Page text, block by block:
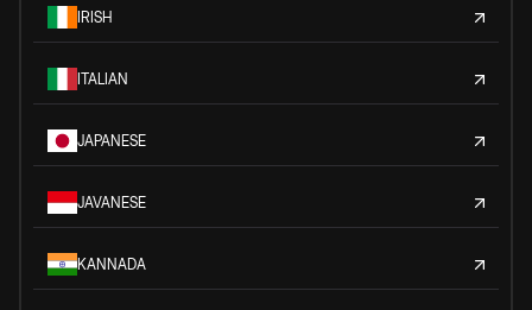
IRISH
ITALIAN
JAPANESE
JAVANESE
KANNADA